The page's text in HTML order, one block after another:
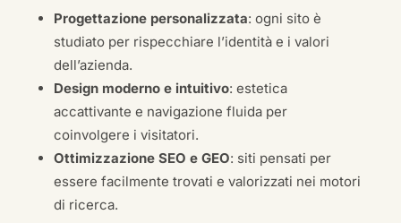
Progettazione personalizzata: ogni sito è
studiato per rispecchiare l’identità e i valori
dell’azienda.
Design moderno e intuitivo: estetica
accattivante e navigazione fluida per
coinvolgere i visitatori.
Ottimizzazione SEO e GEO: siti pensati per
essere facilmente trovati e valorizzati nei motori
di ricerca.